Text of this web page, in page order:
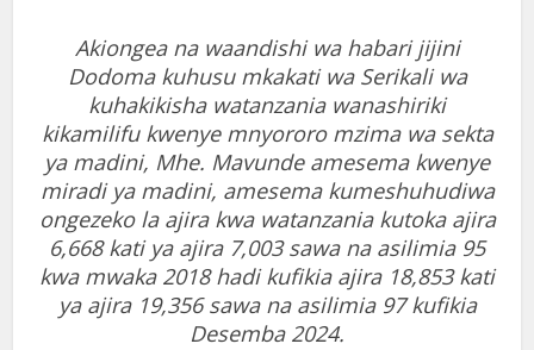
Akiongea na waandishi wa habari jijini
Dodoma kuhusu mkakati wa Serikali wa
kuhakikisha watanzania wanashiriki
kikamilifu kwenye mnyororo mzima wa sekta
ya madini, Mhe. Mavunde amesema kwenye
miradi ya madini, amesema kumeshuhudiwa
ongezeko la ajira kwa watanzania kutoka ajira
6,668 kati ya ajira 7,003 sawa na asilimia 95
kwa mwaka 2018 hadi kufikia ajira 18,853 kati
ya ajira 19,356 sawa na asilimia 97 kufikia
Desemba 2024.